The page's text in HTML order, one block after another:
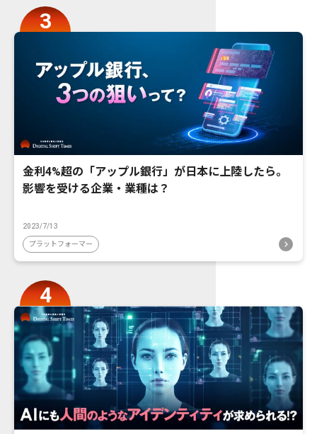
金利4%超の「アップル銀行」が日本に上陸したら。
影響を受ける企業・業種は？
2023/7/13
プラットフォーマー